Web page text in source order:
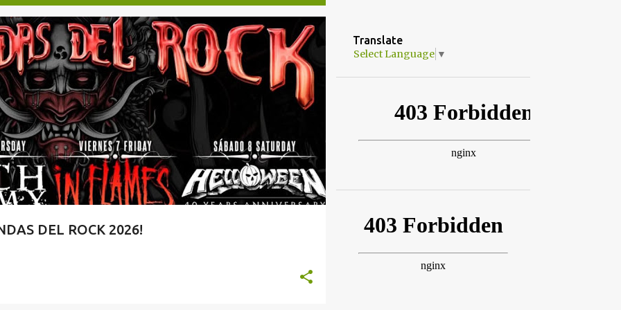
DEL ROCK 2026!
TAQUILLA.COM
Translate
Select Language ▼